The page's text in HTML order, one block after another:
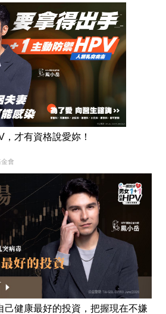
才有資格說愛妳！
會
己健康最好的投資，把握現在不嫌